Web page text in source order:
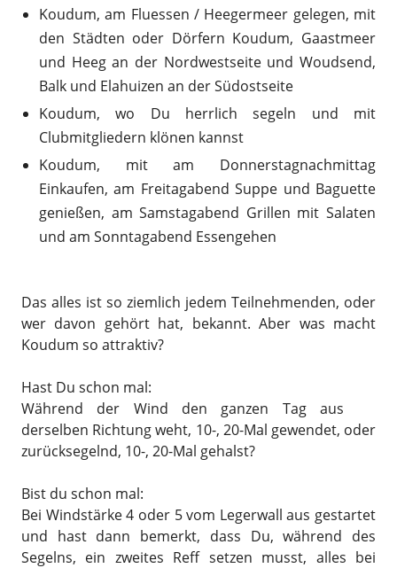
Koudum, am Fluessen / Heegermeer gelegen, mit
den Städten oder Dörfern Koudum, Gaastmeer
und Heeg an der Nordwestseite und Woudsend,
Balk und Elahuizen an der Südostseite
Koudum, wo Du herrlich segeln und mit
Clubmitgliedern klönen kannst
Koudum, mit am Donnerstagnachmittag
Einkaufen, am Freitagabend Suppe und Baguette
genießen, am Samstagabend Grillen mit Salaten
und am Sonntagabend Essengehen
Das alles ist so ziemlich jedem Teilnehmenden, oder
wer davon gehört hat, bekannt. Aber was macht
Koudum so attraktiv?
Hast Du schon mal:
Während der Wind den ganzen Tag aus
derselben Richtung weht, 10-, 20-Mal gewendet, oder
zurücksegelnd, 10-, 20-Mal gehalst?
Bist du schon mal:
Bei Windstärke 4 oder 5 vom Legerwall aus gestartet
und hast dann bemerkt, dass Du, während des
Segelns, ein zweites Reff setzen musst, alles bei